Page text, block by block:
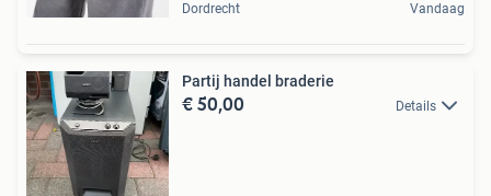
Dordrecht
Vandaag
Partij handel braderie
€ 50,00 Details